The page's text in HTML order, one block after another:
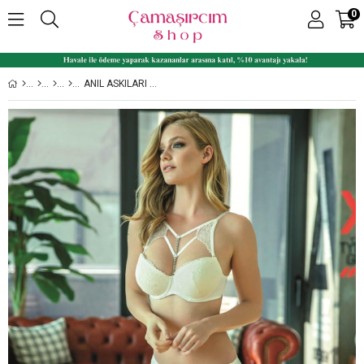
0
ANIL ASKILARI ÇIKABILEN YAKA DETAYLI AKSESUARLI KADIN DANTELLI DESTEKLI SÜTYEN SLIP TAKIM